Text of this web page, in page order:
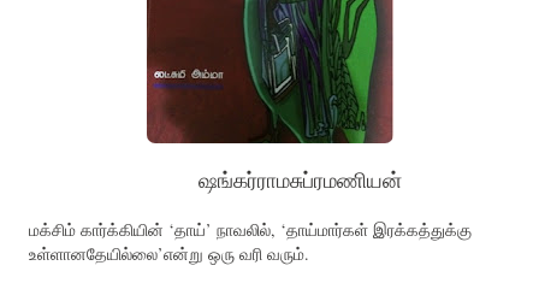
ஷங்கர்ராமசுப்ரமணியன்
மக்சிம் கார்க்கியின் ‘தாய்’ நாவலில், ‘தாய்மார்கள் இரக்கத்துக்கு
உள்ளானதேயில்லை’என்று ஒரு வரி வரும்.